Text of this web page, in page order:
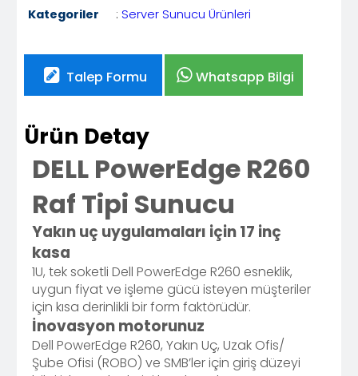
Kategoriler
: Server Sunucu Ürünleri
Talep Formu Whatsapp Bilgi
Ürün Detay
DELL PowerEdge R260
Raf Tipi Sunucu
Yakın uç uygulamaları için 17 inç
kasa
1U, tek soketli Dell PowerEdge R260 esneklik,
uygun fiyat ve işleme gücü isteyen müşteriler
için kısa derinlikli bir form faktörüdür.
İnovasyon motorunuz
Dell PowerEdge R260, Yakın Uç, Uzak Ofis/
Şube Ofisi (ROBO) ve SMB’ler için giriş düzeyi